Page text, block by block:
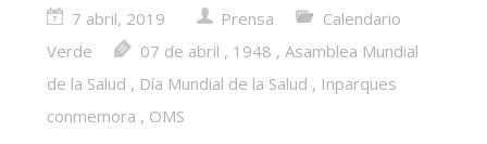
7 abril, 2019
Prensa
Calendario
Verde
07 de abril , 1948 , Asamblea Mundial
de la Salud , Día Mundial de la Salud , Inparques
conmemora , OMS